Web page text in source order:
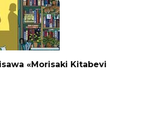
«Morisaki Kitabevi